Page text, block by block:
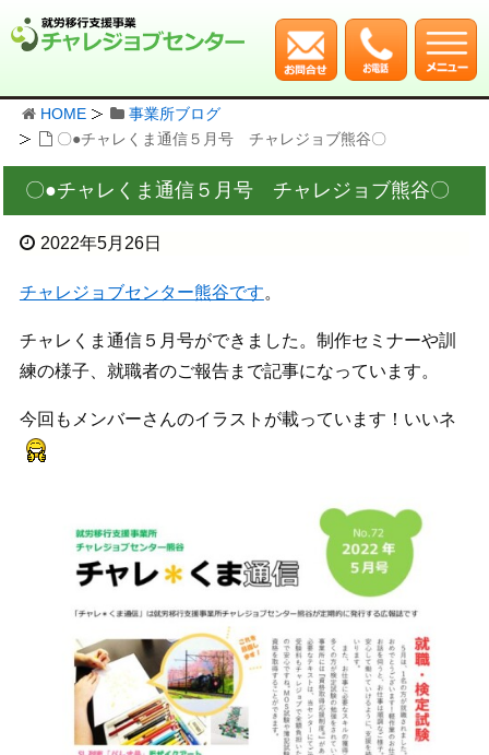
HOME
事業所ブログ
〇●チャレくま通信５月号 チャレジョブ熊谷〇
〇●チャレくま通信５月号 チャレジョブ熊谷〇
2022年5月26日
チャレジョブセンター熊谷です。
チャレくま通信５月号ができました。制作セミナーや訓
練の様子、就職者のご報告まで記事になっています。
今回もメンバーさんのイラストが載っています！いいネ